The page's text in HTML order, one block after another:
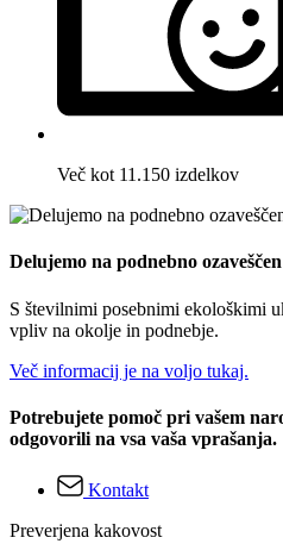
Več kot 11.150 izdelkov
Delujemo na podnebno
S številnimi posebnimi ekološkimi
vpliv na okolje in podnebje.
Več informacij je na voljo tukaj.
Potrebujete pomoč pri vašem
odgovorili na vsa vaša vprašanja.
Kontakt
Preverjena kakovost